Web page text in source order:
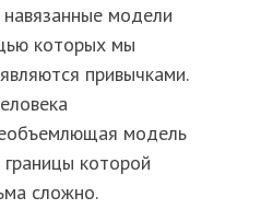
модели
которых мы
привычками.
модель
которой
сложно.